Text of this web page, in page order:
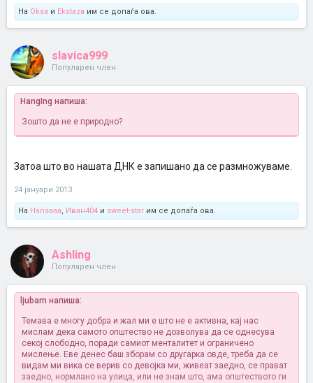
На Oksa и Ekstaza им се допаѓа ова.
slavica999
Популарен член
HangIng напиша:
Зошто да не е природно?
Затоа што во нашата ДНК е запишано да се размножуваме.
24 јануари 2013
На Harisaaa, Иван404 и sweet-star им се допаѓа ова.
Ashling
Популарен член
ljubam напиша:
Темава е многу добра и жал ми е што не е активна, кај нас
мислам дека самото општество не дозволува да се однесува
секој слободно, поради самиот менталитет и ограничено
мислење. Еве денес баш зборам со другарка овде, треба да се
видам ми вика се верив со девојка ми, живеат заедно, се прават
заедно, нормлано на улица, или не знам што, ама општеството ги